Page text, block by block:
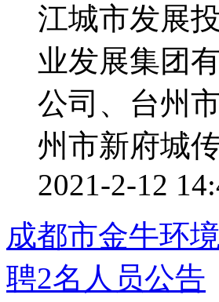
江城市发展
业发展集团
公司、台州
州市新府城
2021-2-12
成都市金牛环
聘2名人员公告